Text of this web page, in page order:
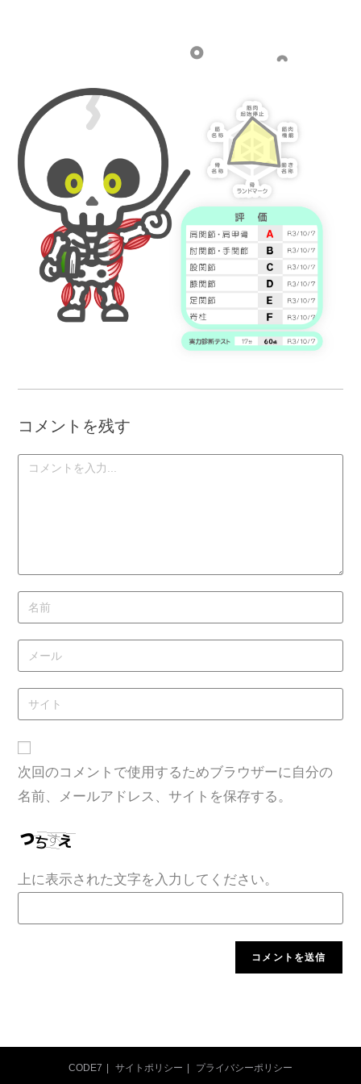
コメントを残す
次回のコメントで使用するためブラウザーに自分の
名前、メールアドレス、サイトを保存する。
上に表示された文字を入力してください。
CODE7 サイトポリシー プライバシーポリシー